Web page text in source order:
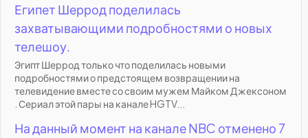
Египет Шеррод поделилась
захватывающими подробностями о новых
телешоу.
Эгипт Шеррод только что поделилась новыми
подробностями о предстоящем возвращении на
телевидение вместе со своим мужем Майком Джексоном
. Сериал этой пары на канале HGTV...
На данный момент на канале NBC отменено 7